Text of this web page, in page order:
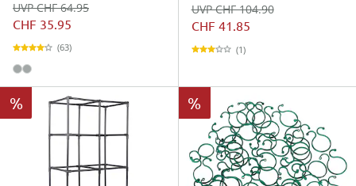
CHF 35.95
UVP CHF 64.95
(63)
CHF 41.85
UVP CHF 104.90
(1)
% %